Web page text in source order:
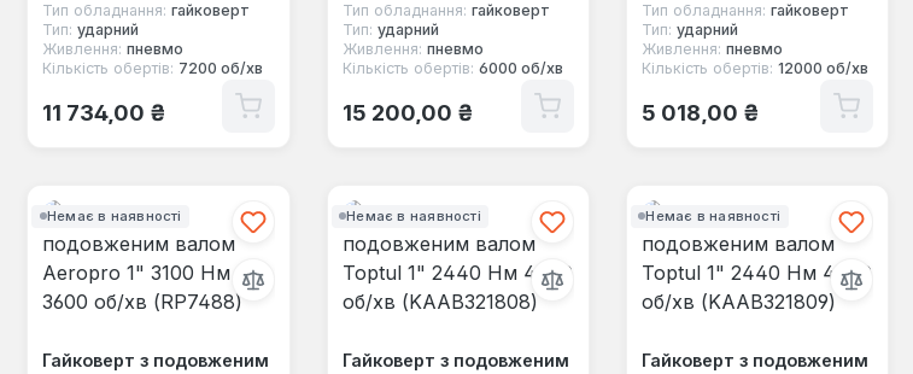
Тип обладнання: гайковерт
Тип: ударний
Живлення: пневмо
Кількість обертів: 7200 об/хв
Звичайна ціна:
11 734,00 ₴
Тип обладнання: гайковерт
Тип: ударний
Живлення: пневмо
Кількість обертів: 6000 об/хв
Звичайна ціна:
15 200,00 ₴
Тип обладнання: гайковерт
Тип: ударний
Живлення: пневмо
Кількість обертів: 12000 об/хв
Звичайна ціна:
5 018,00 ₴
Немає в наявності
Гайковерт з подовженим
Немає в наявності
Гайковерт з подовженим
Немає в наявності
Гайковерт з подовженим